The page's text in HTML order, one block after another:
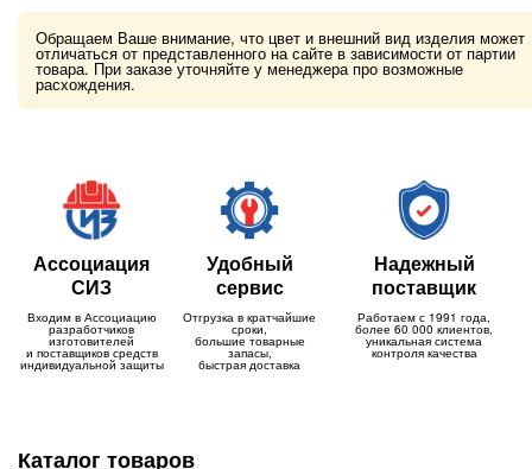
Обращаем Ваше внимание, что цвет и внешний вид изделия может
отличаться от представленного на сайте в зависимости от партии
товара. При заказе уточняйте у менеджера про возможные
расхождения.
Ассоциация
СИЗ
Входим в Ассоциацию
разработчиков
изготовителей
и поставщиков средств
индивидуальной защиты
Удобный
сервис
Отгрузка в кратчайшие
сроки,
большие товарные
запасы,
быстрая доставка
Надежный
поставщик
Работаем с 1991 года,
более 60 000 клиентов,
уникальная система
контроля качества
Каталог товаров